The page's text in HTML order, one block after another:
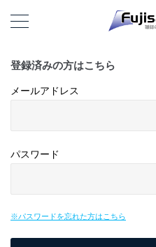
登録済みの方はこちら
メールアドレス
パスワード
※パスワードを忘れた方はこちら